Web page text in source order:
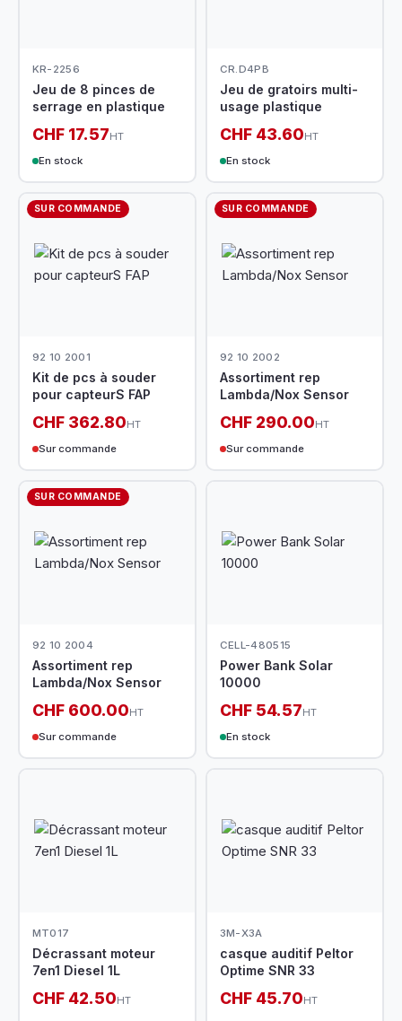
KR-2256
Jeu de 8 pinces de
serrage en plastique
CHF 17.57HT
En stock
CR.D4PB
Jeu de gratoirs multi-
usage plastique
CHF 43.60HT
En stock
SUR COMMANDE
92 10 2001
Kit de pcs à souder
pour capteurS FAP
CHF 362.80HT
Sur commande
SUR COMMANDE
92 10 2002
Assortiment rep
Lambda/Nox Sensor
CHF 290.00HT
Sur commande
SUR COMMANDE
92 10 2004
Assortiment rep
Lambda/Nox Sensor
CHF 600.00HT
Sur commande
CELL-480515
Power Bank Solar
10000
CHF 54.57HT
En stock
MT017
Décrassant moteur
7en1 Diesel 1L
CHF 42.50HT
3M-X3A
casque auditif Peltor
Optime SNR 33
CHF 45.70HT